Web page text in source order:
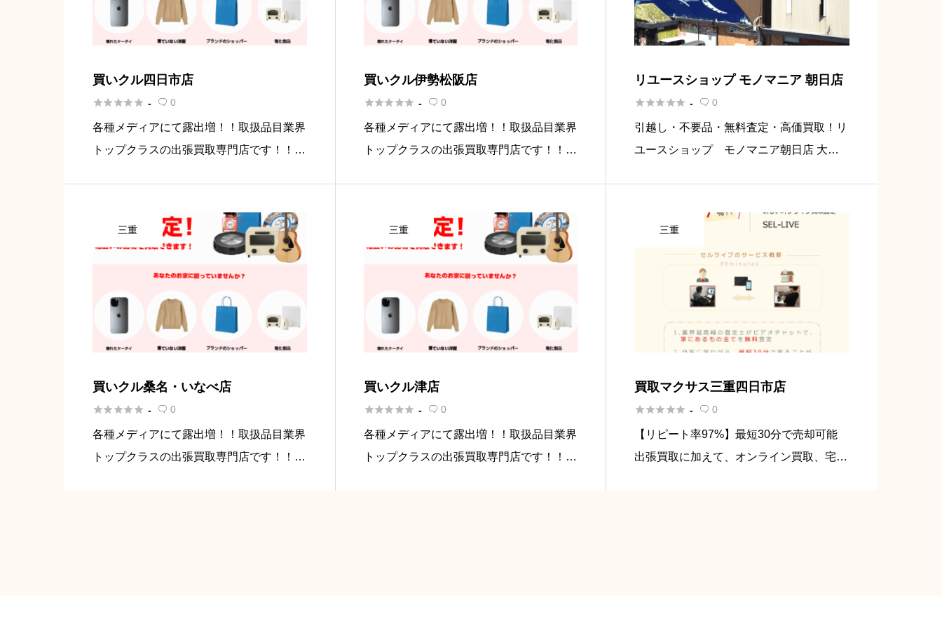
買いクル四日市店
 -  0
各種メディアにて露出増！！取扱品目業界
トップクラスの出張買取専門店です！！
取を呼びたい ・フリマサイトで売れなか
った商品がある ・不用品が多い […]
買いクル伊勢松阪店
 -  0
各種メディアにて露出増！！取扱品目業界
トップクラスの出張買取専門店です！！
取を呼びたい ・フリマサイトで売れなか
った商品がある ・不用品が多い […]
リユースショップ モノマニア 朝日店
 -  0
引越し・不要品・無料査定・高価買取！リ
ユースショップ モノマニア朝日店 大型
トなど色々と取り扱いがございます。 大
三重
買いクル桑名・いなべ店
 -  0
各種メディアにて露出増！！取扱品目業界
トップクラスの出張買取専門店です！！
三重
買いクル津店
 -  0
各種メディアにて露出増！！取扱品目業界
トップクラスの出張買取専門店です！！
三重
買取マクサス三重四日市店
 -  0
【リピート率97%】最短30分で売却可能
出張買取に加えて、オンライン買取、宅配